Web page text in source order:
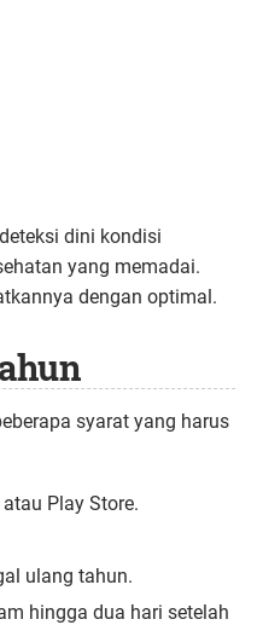
dini kondisi
yang memadai.
dengan optimal.
syarat yang harus
Play Store.
ulang tahun.
hingga dua hari setelah